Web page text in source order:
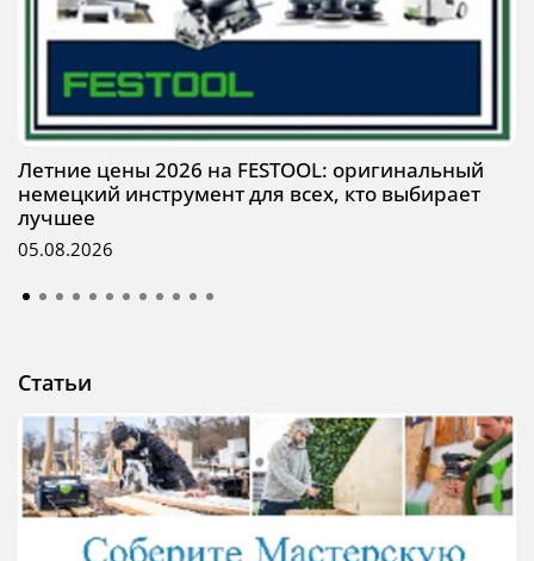
Летние цены 2026 на FESTOOL: оригинальный
немецкий инструмент для всех, кто выбирает
лучшее
05.08.2026
Статьи